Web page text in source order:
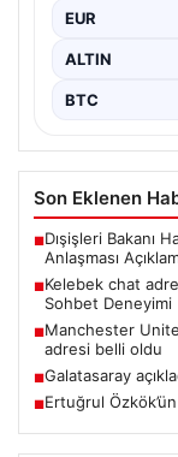
BTC
Son Eklenen
■Dışişleri Bakanı
Anlaşması
■Kelebek chat
Sohbet Deneyimi
■Manchester
adresi belli oldu
■Galatasaray
Ertuğrul
Güncel